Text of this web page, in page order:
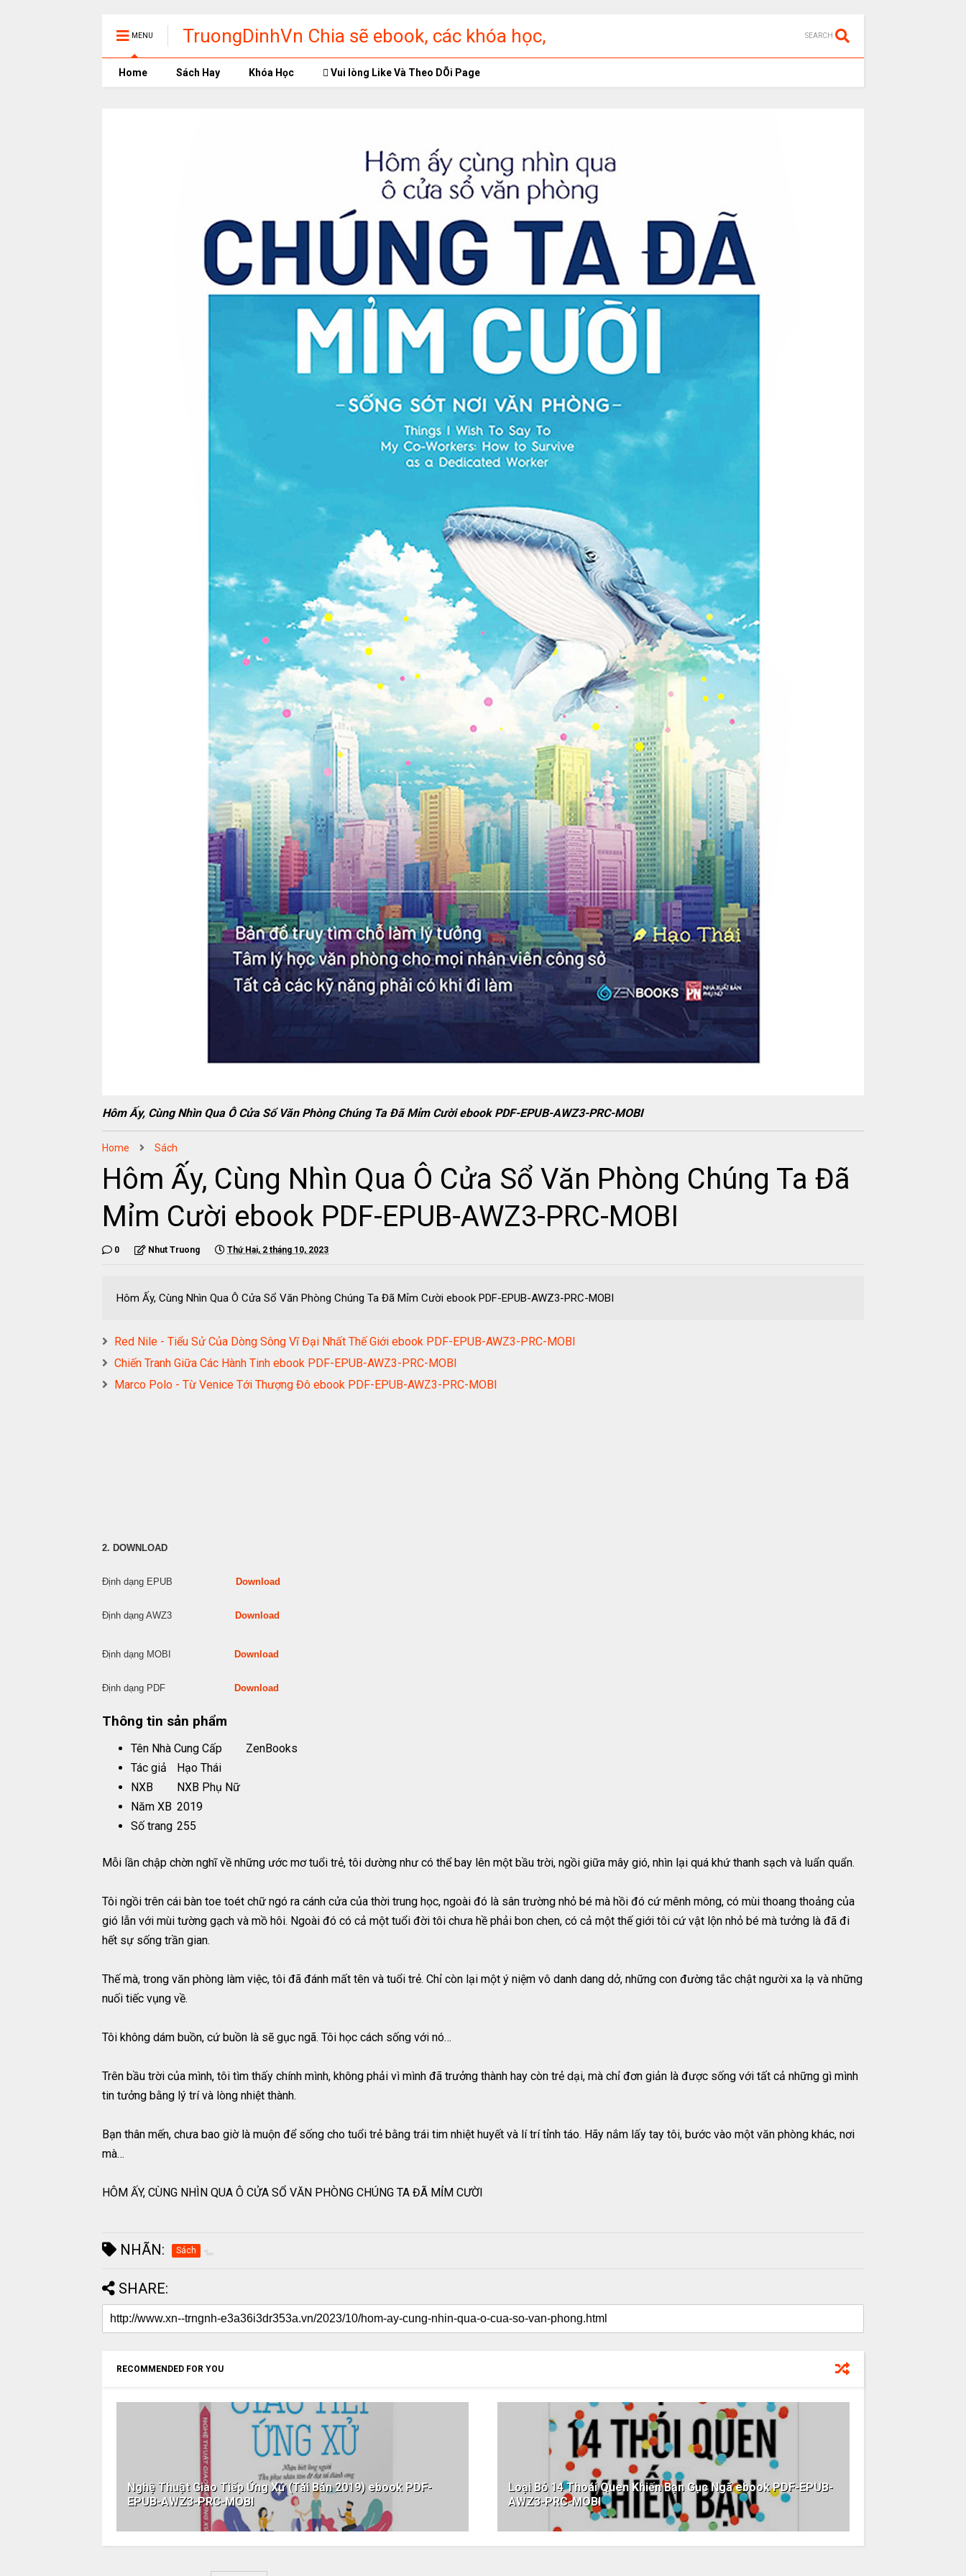
MENU
TruongDinhVn Chia sẽ ebook, các khóa học,
phần mềm học tập miễn phí
SEARCH
Home Sách Hay Khóa Học Vui lòng Like Và Theo DÕi Page
Hôm Ấy, Cùng Nhìn Qua Ô Cửa Sổ Văn Phòng Chúng Ta Đã Mỉm Cười ebook PDF-EPUB-AWZ3-PRC-MOBI
Home Sách
Hôm Ấy, Cùng Nhìn Qua Ô Cửa Sổ Văn Phòng Chúng Ta Đã
Mỉm Cười ebook PDF-EPUB-AWZ3-PRC-MOBI
0 Nhut Truong Thứ Hai, 2 tháng 10, 2023
Hôm Ấy, Cùng Nhìn Qua Ô Cửa Sổ Văn Phòng Chúng Ta Đã Mỉm Cười ebook PDF-EPUB-AWZ3-PRC-MOBI
Red Nile - Tiểu Sử Của Dòng Sông Vĩ Đại Nhất Thế Giới ebook PDF-EPUB-AWZ3-PRC-MOBI
Chiến Tranh Giữa Các Hành Tinh ebook PDF-EPUB-AWZ3-PRC-MOBI
Marco Polo - Từ Venice Tới Thượng Đô ebook PDF-EPUB-AWZ3-PRC-MOBI
2. DOWNLOAD
Định dạng EPUB Download
Định dạng AWZ3 Download
Định dạng MOBI Download
Định dạng PDF Download
Thông tin sản phẩm
Tên Nhà Cung Cấp
ZenBooks
Tác giả
Hạo Thái
NXB
NXB Phụ Nữ
Năm XB 2019
Số trang 255
Mỗi lần chập chờn nghĩ về những ước mơ tuổi trẻ, tôi dường như có thể bay lên một bầu trời, ngồi giữa mây gió, nhìn lại quá khứ thanh sạch và luẩn quẩn.
Tôi ngồi trên cái bàn toe toét chữ ngó ra cánh cửa của thời trung học, ngoài đó là sân trường nhỏ bé mà hồi đó cứ mênh mông, có mùi thoang thoảng của
gió lẫn với mùi tường gạch và mồ hôi. Ngoài đó có cả một tuổi đời tôi chưa hề phải bon chen, có cả một thế giới tôi cứ vật lộn nhỏ bé mà tưởng là đã đi
hết sự sống trần gian.
Thế mà, trong văn phòng làm việc, tôi đã đánh mất tên và tuổi trẻ. Chỉ còn lại một ý niệm vô danh dang dở, những con đường tắc chật người xa lạ và những
nuối tiếc vụng về.
Tôi không dám buồn, cứ buồn là sẽ gục ngã. Tôi học cách sống với nó…
Trên bầu trời của mình, tôi tìm thấy chính mình, không phải vì mình đã trưởng thành hay còn trẻ dại, mà chỉ đơn giản là được sống với tất cả những gì mình
tin tưởng bằng lý trí và lòng nhiệt thành.
Bạn thân mến, chưa bao giờ là muộn để sống cho tuổi trẻ bằng trái tim nhiệt huyết và lí trí tỉnh táo. Hãy nắm lấy tay tôi, bước vào một văn phòng khác, nơi
mà…
HÔM ẤY, CÙNG NHÌN QUA Ô CỬA SỔ VĂN PHÒNG CHÚNG TA ĐÃ MỈM CƯỜI
NHÃN: Sách
SHARE:
RECOMMENDED FOR YOU
Nghệ Thuật Giao Tiếp Ứng Xử (Tái Bản 2019) ebook PDF-
EPUB-AWZ3-PRC-MOBI
Loại Bỏ 14 Thoái Quen Khiến Bạn Gục Ngã ebook PDF-EPUB-
AWZ3-PRC-MOBI